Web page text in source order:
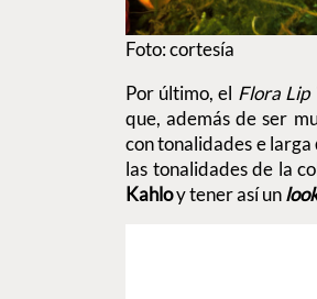
Foto: cortesía
Por último, el Flora Lip
que, además de ser
con tonalidades e larga
las tonalidades de la
Kahloy tener así un